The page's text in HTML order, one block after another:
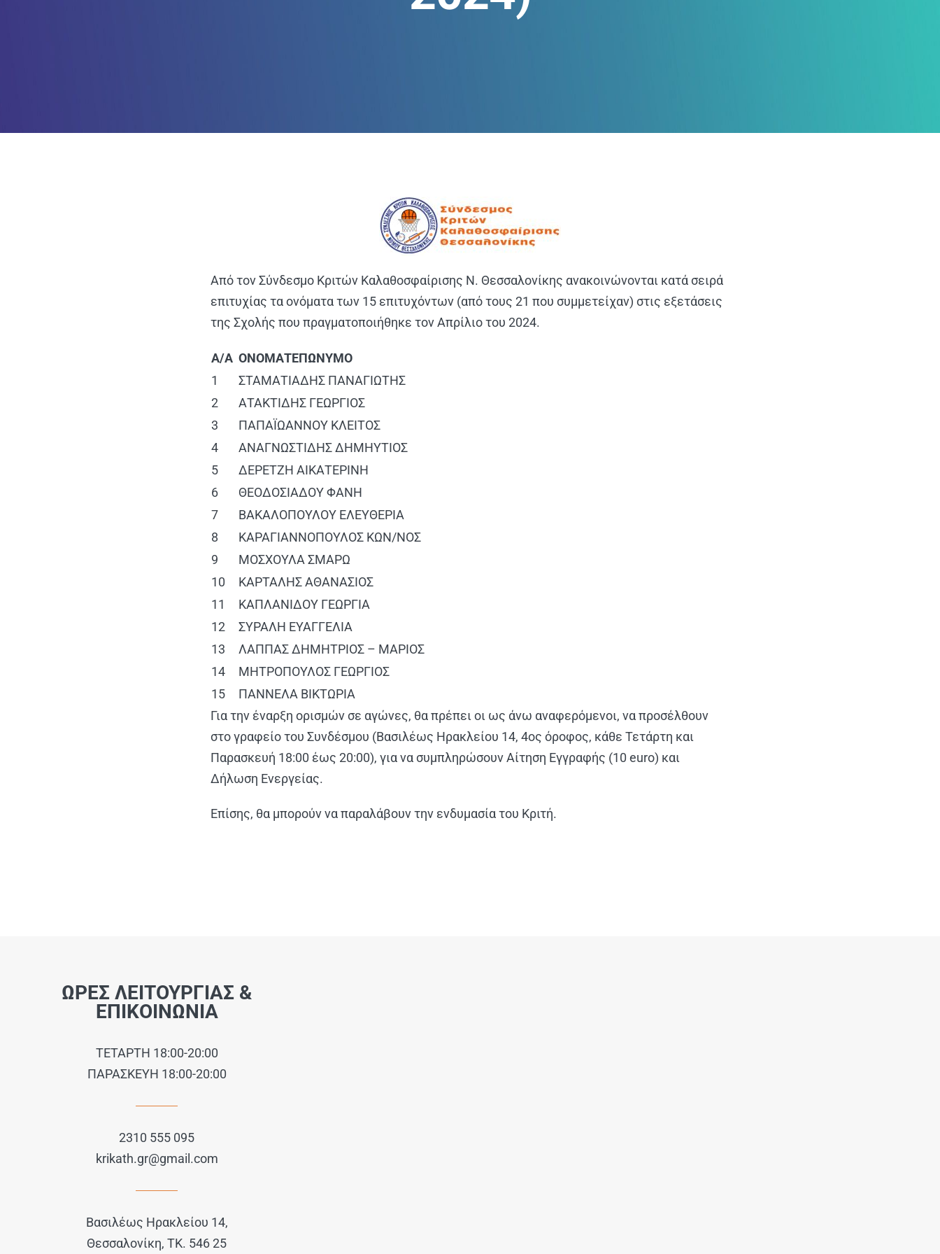
Από τον Σύνδεσμο Κριτών Καλαθοσφαίρισης Ν. Θεσσαλονίκης ανακοινώνονται κατά σειρά
επιτυχίας τα ονόματα των 15 επιτυχόντων (από τους 21 που συμμετείχαν) στις εξετάσεις
της Σχολής που πραγματοποιήθηκε τον Απρίλιο του 2024.
Α/Α ΟΝΟΜΑΤΕΠΩΝΥΜΟ
1
ΣΤΑΜΑΤΙΑΔΗΣ ΠΑΝΑΓΙΩΤΗΣ
2
ΑΤΑΚΤΙΔΗΣ ΓΕΩΡΓΙΟΣ
3
ΠΑΠΑΪΩΑΝΝΟΥ ΚΛΕΙΤΟΣ
4
ΑΝΑΓΝΩΣΤΙΔΗΣ ΔΗΜΗΥΤΙΟΣ
5
ΔΕΡΕΤΖΗ ΑΙΚΑΤΕΡΙΝΗ
6
ΘΕΟΔΟΣΙΑΔΟΥ ΦΑΝΗ
7
ΒΑΚΑΛΟΠΟΥΛΟΥ ΕΛΕΥΘΕΡΙΑ
8
ΚΑΡΑΓΙΑΝΝΟΠΟΥΛΟΣ ΚΩΝ/ΝΟΣ
9
ΜΟΣΧΟΥΛΑ ΣΜΑΡΩ
10
ΚΑΡΤΑΛΗΣ ΑΘΑΝΑΣΙΟΣ
11
ΚΑΠΛΑΝΙΔΟΥ ΓΕΩΡΓΙΑ
12
ΣΥΡΑΛΗ ΕΥΑΓΓΕΛΙΑ
13
ΛΑΠΠΑΣ ΔΗΜΗΤΡΙΟΣ – ΜΑΡΙΟΣ
14
ΜΗΤΡΟΠΟΥΛΟΣ ΓΕΩΡΓΙΟΣ
15
ΠΑΝΝΕΛΑ ΒΙΚΤΩΡΙΑ
Για την έναρξη ορισμών σε αγώνες, θα πρέπει οι ως άνω αναφερόμενοι, να προσέλθουν
στο γραφείο του Συνδέσμου (Βασιλέως Ηρακλείου 14, 4ος όροφος, κάθε Τετάρτη και
Παρασκευή 18:00 έως 20:00), για να συμπληρώσουν Αίτηση Εγγραφής (10 euro) και
Δήλωση Ενεργείας.
Επίσης, θα μπορούν να παραλάβουν την ενδυμασία του Κριτή.
ΩΡΕΣ ΛΕΙΤΟΥΡΓΙΑΣ &
ΕΠΙΚΟΙΝΩΝΙΑ
ΤΕΤΑΡΤΗ 18:00-20:00
ΠΑΡΑΣΚΕΥΗ 18:00-20:00
2310 555 095
krikath.gr@gmail.com
Βασιλέως Ηρακλείου 14,
Θεσσαλονίκη, ΤΚ. 546 25